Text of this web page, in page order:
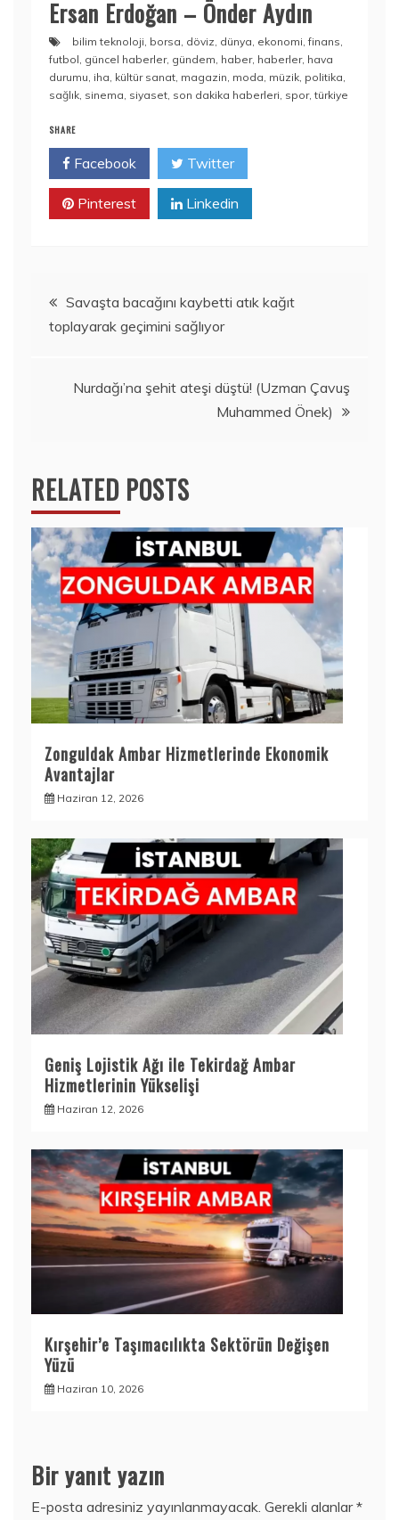
Ersan Erdoğan – Önder Aydın
bilim teknoloji, borsa, döviz, dünya, ekonomi,finans,
futbol, güncel haberler, gündem, haber, haberler, hava
durumu, iha, kültür sanat, magazin, moda, müzik, politika,
sağlık, sinema, siyaset, son dakika haberleri, spor,türkiye
SHARE
Facebook Twitter
Pinterest Linkedin
Yazı
gezinmesi
Savaşta bacağını kaybetti atık kağıt
toplayarak geçimini sağlıyor
Nurdağı’na şehit ateşi düştü! (Uzman Çavuş
Muhammed Önek)
RELATED POSTS
Zonguldak Ambar Hizmetlerinde Ekonomik
Avantajlar
Haziran 12, 2026
Geniş Lojistik Ağı ile Tekirdağ Ambar
Hizmetlerinin Yükselişi
Haziran 12, 2026
Kırşehir’e Taşımacılıkta Sektörün Değişen
Yüzü
Haziran 10, 2026
Bir yanıt yazın
E-posta adresiniz yayınlanmayacak. Gerekli alanlar*